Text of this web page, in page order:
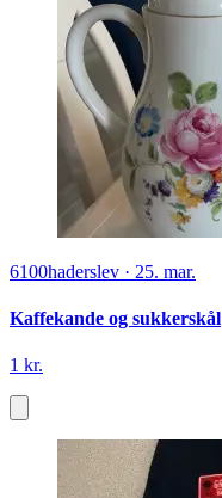
6100haderslev · 25. mar.
Kaffekande og sukkerskål
1 kr.